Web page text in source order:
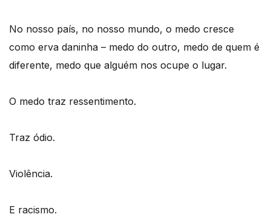
No nosso país, no nosso mundo, o medo cresce
como erva daninha – medo do outro, medo de quem é
diferente, medo que alguém nos ocupe o lugar.
O medo traz ressentimento.
Traz ódio.
Violência.
E racismo.